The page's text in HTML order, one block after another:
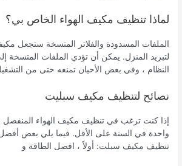
لماذا تنظيف مكيف الهواء الخاص بي؟
الملفات المسدودة والفلاتر المتسخة ستجعل
لتبريد المنزل. يمكن أن تؤدي الملفات
النظام ، وفي بعض الأحيان تمنعه حتى من
نصائح لتنظيف مكيف سبليت
إذا كنت ترغب في تنظيف مكيف الهواء المنفصل
واحدة في السنة على الأقل. فيما يلي بعض
تنظيف مكيف سبلت: أولاً ، افصل الطاقة و